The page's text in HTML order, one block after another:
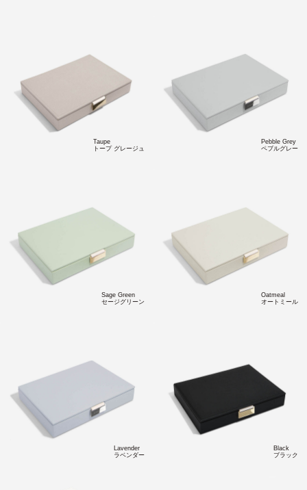
Taupe
トープ グレージュ
Pebble Grey
ペブルグレー
Sage Green
セージグリーン
Oatmeal
オートミール
Lavender
ラベンダー
Black
ブラック